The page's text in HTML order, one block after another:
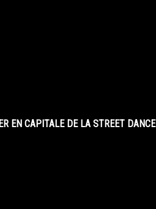
EN CAPITALE DE LA STREET DANCE